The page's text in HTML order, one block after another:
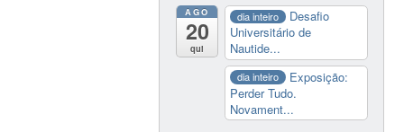
AGO
20
qui
dia inteiro
Desafio
Universitário de
Nautide...
dia inteiro
Exposição:
Perder Tudo.
Novament...